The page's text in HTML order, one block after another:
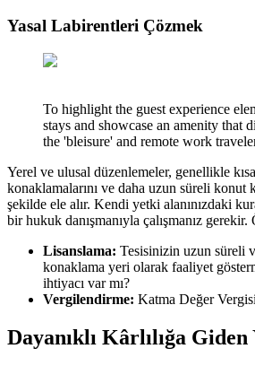
Yasal Labirentleri Çözmek
To highlight the guest experience
stays and showcase an amenity that
the 'bleisure' and remote work
Yerel ve ulusal düzenlemeler, genellikle
konaklamalarını ve daha uzun süreli konut
şekilde ele alır. Kendi yetki alanınızdaki
bir hukuk danışmanıyla çalışmanız
Lisanslama: Tesisinizin uzun süreli
konaklama yeri olarak faaliyet
ihtiyacı var mı?
Vergilendirme: Katma Değer
Dayanıklı Kârlılığa Giden